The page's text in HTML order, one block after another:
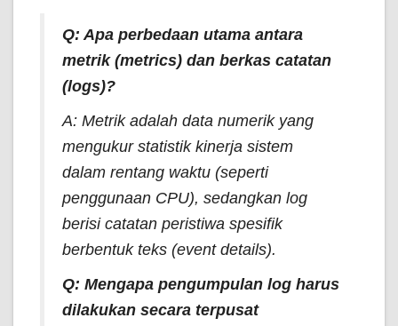
Q: Apa perbedaan utama antara
metrik (metrics) dan berkas catatan
(logs)?
A: Metrik adalah data numerik yang
mengukur statistik kinerja sistem
dalam rentang waktu (seperti
penggunaan CPU), sedangkan log
berisi catatan peristiwa spesifik
berbentuk teks (event details).
Q: Mengapa pengumpulan log harus
dilakukan secara terpusat